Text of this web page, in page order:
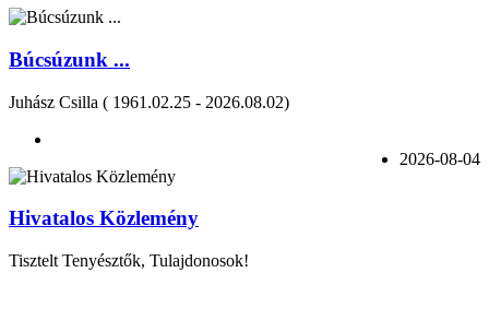
Búcsúzunk ...
Juhász Csilla ( 1961.02.25 - 2026.08.02)
2026-08-04
Hivatalos Közlemény
Tisztelt Tenyésztők, Tulajdonosok!